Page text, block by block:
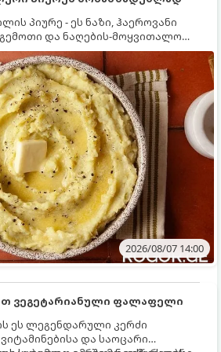
პიურე - ეს ნაზი, ჰაეროვანი
გემოთი და ნაღების-მოყვითალო
ძალიან მარტივია, მაგრამ
საიდუმლო, რომლებიც უნდა
გემრიელი გამოვიდეს.
2026/08/07 14:00
ვეგეტარიანული ფალაფელი
ეს ლეგენდარული კერძი
და საოცარი